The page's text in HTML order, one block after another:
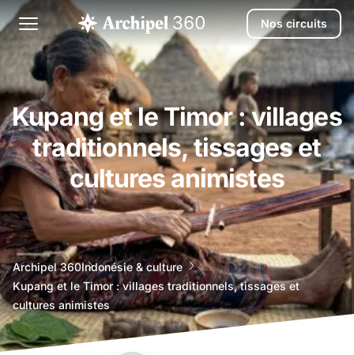
Nos circuits
Kupang et le Timor : villages
traditionnels, tissages et
cultures animistes
Archipel 360agence
voyage
bali
Indonésie & culture
Kupang et le Timor : villages traditionnels, tissages et
cultures animistes